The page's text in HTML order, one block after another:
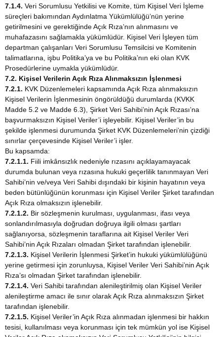
7.1.4. Veri Sorumlusu Yetkilisi ve Komite, tüm Kişisel Veri İşleme
süreçleri bakımından Aydınlatma Yükümlülüğü’nün yerine
getirilmesini ve gerektiğinde Açık Rıza’nın alınmasını ve
muhafazasını sağlamakla yükümlüdür. Kişisel Veri İşleyen tüm
departman çalışanları Veri Sorumlusu Temsilcisi ve Komitenin
talimatlarına, işbu Politika’ya ve bu Politika’nın eki olan KVK
Prosedürlerine uymakla yükümlüdür.
7.2. Kişisel Verilerin Açık Rıza Alınmaksızın İşlenmesi
7.2.1. KVK Düzenlemeleri kapsamında Açık Rıza alınmaksızın
Kişisel Verilerin İşlenmesinin öngörüldüğü durumlarda (KVKK
Madde 5.2 ve Madde 6.3), Şirket Veri Sahibi’nin Açık Rızası’na
başvurmaksızın Kişisel Veriler’i işleyebilir. Kişisel Veriler’in bu
şekilde işlenmesi durumunda Şirket KVK Düzenlemeleri’nin çizdiği
sınırlar çerçevesinde Kişisel Veriler’i işler.
Bu kapsamda:
7.2.1.1. Fiili imkânsızlık nedeniyle rızasını açıklayamayacak
durumda bulunan veya rızasına hukuki geçerlilik tanınmayan Veri
Sahibi’nin ve/veya Veri Sahibi dışındaki bir kişinin hayatının veya
beden bütünlüğünün korunması için Kişisel Veriler Şirket tarafından
Açık Rıza olmaksızın işlenebilir.
7.2.1.2. Bir sözleşmenin kurulması, uygulanması, ifası veya
sonlandırılmasıyla doğrudan doğruya ilgili olması şartları
sağlanıyorsa, sözleşmenin taraflarına ait Kişisel Veriler Veri
Sahibi’nin Açık Rızaları olmadan Şirket tarafından işlenebilir.
7.2.1.3. Kişisel Verilerin İşlenmesi Şirket’in hukuki yükümlülüğünü
yerine getirmesi için zorunluysa, Kişisel Veriler Veri Sahibi’nin Açık
Rıza’sı olmadan Şirket tarafından işlenebilir.
7.2.1.4. Veri Sahibi tarafından alenileştirilmiş olan Kişisel Veriler
alenileştirme amacı ile sınır olarak Açık Rıza alınmaksızın Şirket
tarafından işlenebilir.
7.2.1.5. Kişisel Veriler’in Açık Rıza alınmadan işlenmesi bir hakkın
tesisi, kullanılması veya korunması için tek mümkün yol ise Kişisel